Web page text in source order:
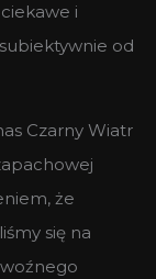
i
od
Czarny Wiatr
że
się na